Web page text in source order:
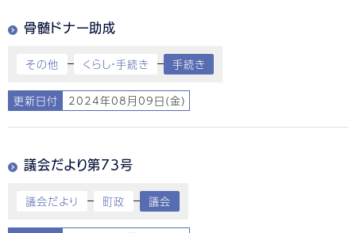
骨髄ドナー助成
その他 くらし・手続き 手続き
更新日付 2024年08月09日(金)
議会だより第73号
議会だより 町政 議会